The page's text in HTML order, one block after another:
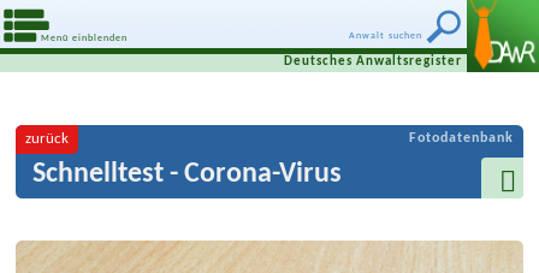
Anwalt suchen
Menü einblenden
Deutsches Anwaltsregister
zurück Fotodatenbank
Schnelltest - Corona-Virus